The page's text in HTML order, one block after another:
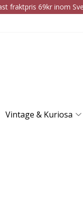
fraktpris 69kr inom
Vintage & Kuriosa